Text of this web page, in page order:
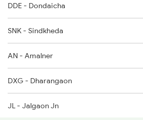
22738 Seat Availability
13426 Seat Availability
20626 Seat Availability
DDE - Dondaicha
SNK - Sindkheda
AN - Amalner
DXG - Dharangaon
JL - Jalgaon Jn